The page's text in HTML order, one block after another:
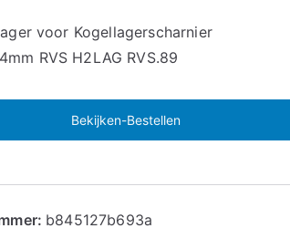
voor Kogellagerscharnier
RVS H2LAG RVS.89
Bekijken-Bestellen
b845127b693a